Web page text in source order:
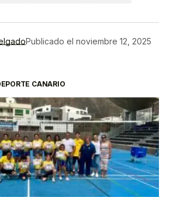
Publicado el noviembre 12, 2025
CANARIO